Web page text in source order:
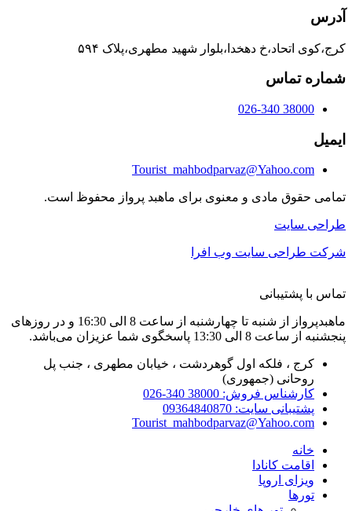
آدرس
کرج،کوی اتحاد،خ دهخدا،بلوار شهید مطهری،پلاک ۵۹۴
شماره تماس
38000 026-340
ایمیل
Tourist_mahbodparvaz@Yahoo.com
تمامی حقوق مادی و معنوی برای ماهبد پرواز محفوظ است.
طراحی سایت
شرکت طراحی سایت وب افرا
تماس با پشتیبانی
ماهبدپرواز از شنبه تا چهارشنبه از ساعت 8 الی 16:30 و در روزهای
پنجشنبه از ساعت 8 الی 13:30 پاسخگوی شما عزیزان می‌باشد.
کرج ، فلکه اول گوهردشت ، خیابان مطهری ، جنب پل
روحانی (جمهوری)
کارشناس فروش: 38000 340-026
پشتیبانی سایت: 09364840870
Tourist_mahbodparvaz@Yahoo.com
خانه
اقامت کانادا
ویزای اروپا
تورها